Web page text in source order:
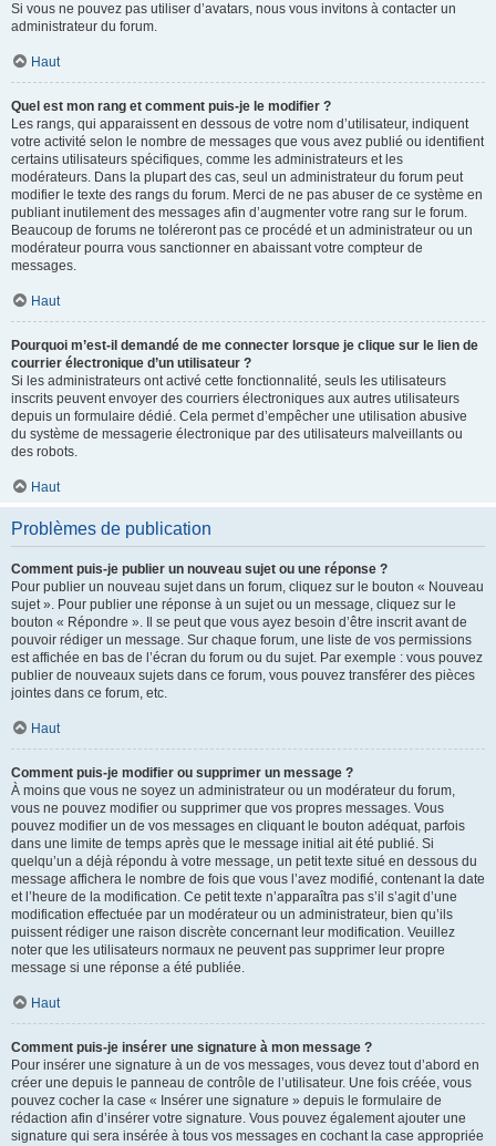
Si vous ne pouvez pas utiliser d’avatars, nous vous invitons à contacter un
administrateur du forum.
Haut
Quel est mon rang et comment puis-je le modifier ?
Les rangs, qui apparaissent en dessous de votre nom d’utilisateur, indiquent
votre activité selon le nombre de messages que vous avez publié ou identifient
certains utilisateurs spécifiques, comme les administrateurs et les
modérateurs. Dans la plupart des cas, seul un administrateur du forum peut
modifier le texte des rangs du forum. Merci de ne pas abuser de ce système en
publiant inutilement des messages afin d’augmenter votre rang sur le forum.
Beaucoup de forums ne toléreront pas ce procédé et un administrateur ou un
modérateur pourra vous sanctionner en abaissant votre compteur de
messages.
Haut
Pourquoi m’est-il demandé de me connecter lorsque je clique sur le lien de
courrier électronique d’un utilisateur ?
Si les administrateurs ont activé cette fonctionnalité, seuls les utilisateurs
inscrits peuvent envoyer des courriers électroniques aux autres utilisateurs
depuis un formulaire dédié. Cela permet d’empêcher une utilisation abusive
du système de messagerie électronique par des utilisateurs malveillants ou
des robots.
Haut
Problèmes de publication
Comment puis-je publier un nouveau sujet ou une réponse ?
Pour publier un nouveau sujet dans un forum, cliquez sur le bouton « Nouveau
sujet ». Pour publier une réponse à un sujet ou un message, cliquez sur le
bouton « Répondre ». Il se peut que vous ayez besoin d’être inscrit avant de
pouvoir rédiger un message. Sur chaque forum, une liste de vos permissions
est affichée en bas de l’écran du forum ou du sujet. Par exemple : vous pouvez
publier de nouveaux sujets dans ce forum, vous pouvez transférer des pièces
jointes dans ce forum, etc.
Haut
Comment puis-je modifier ou supprimer un message ?
À moins que vous ne soyez un administrateur ou un modérateur du forum,
vous ne pouvez modifier ou supprimer que vos propres messages. Vous
pouvez modifier un de vos messages en cliquant le bouton adéquat, parfois
dans une limite de temps après que le message initial ait été publié. Si
quelqu’un a déjà répondu à votre message, un petit texte situé en dessous du
message affichera le nombre de fois que vous l’avez modifié, contenant la date
et l’heure de la modification. Ce petit texte n’apparaîtra pas s’il s’agit d’une
modification effectuée par un modérateur ou un administrateur, bien qu’ils
puissent rédiger une raison discrète concernant leur modification. Veuillez
noter que les utilisateurs normaux ne peuvent pas supprimer leur propre
message si une réponse a été publiée.
Haut
Comment puis-je insérer une signature à mon message ?
Pour insérer une signature à un de vos messages, vous devez tout d’abord en
créer une depuis le panneau de contrôle de l’utilisateur. Une fois créée, vous
pouvez cocher la case « Insérer une signature » depuis le formulaire de
rédaction afin d’insérer votre signature. Vous pouvez également ajouter une
signature qui sera insérée à tous vos messages en cochant la case appropriée